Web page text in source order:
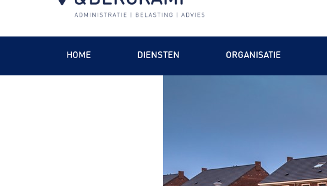
HOME DIENSTEN ORGANISATIE